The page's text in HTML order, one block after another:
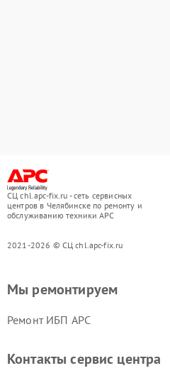
СЦ chl.apc-fix.ru - сеть сервисных
центров в Челябинске по ремонту и
обслуживанию техники APC
2021-2026 © СЦ chl.apc-fix.ru
Мы ремонтируем
Ремонт ИБП APC
Контакты сервис центра